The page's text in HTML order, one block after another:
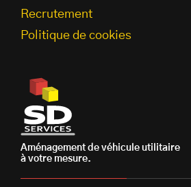
Recrutement
Politique de cookies
Aménagement de véhicule utilitaire
à votre mesure.